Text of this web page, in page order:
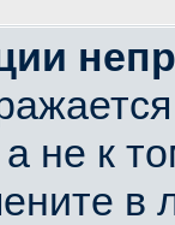
не к
в